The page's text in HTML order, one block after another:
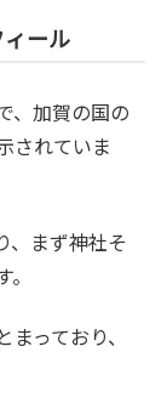
ール
、加賀の国の
されていま
、まず神社そ
っており、